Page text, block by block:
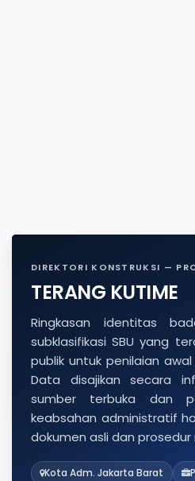
DIREKTORI KONSTRUKSI —
TERANG KUTIME
Ringkasan identitas
subklasifikasi SBU yang
publik untuk penilaian
Data disajikan secara
sumber terbuka dan
keabsahan administratif
dokumen asli dan prosedur
Kota Adm. Jakarta Barat